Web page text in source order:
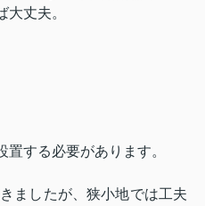
大丈夫。
する必要があります。
ましたが、狭小地では工夫